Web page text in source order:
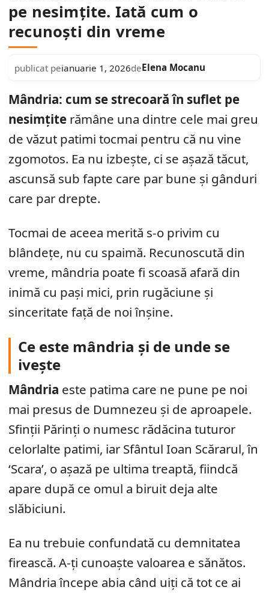
pe nesimțite. Iată cum o
recunoști din vreme
publicat peianuarie 1, 2026deElena Mocanu
Mândria: cum se strecoară în suflet pe
nesimțite rămâne una dintre cele mai greu
de văzut patimi tocmai pentru că nu vine
zgomotos. Ea nu izbește, ci se așază tăcut,
ascunsă sub fapte care par bune și gânduri
care par drepte.
Tocmai de aceea merită s-o privim cu
blândețe, nu cu spaimă. Recunoscută din
vreme, mândria poate fi scoasă afară din
inimă cu pași mici, prin rugăciune și
sinceritate față de noi înșine.
Ce este mândria și de unde se
ivește
Mândria este patima care ne pune pe noi
mai presus de Dumnezeu și de aproapele.
Sfinții Părinți o numesc rădăcina tuturor
celorlalte patimi, iar Sfântul Ioan Scărarul, în
‘Scara’, o așază pe ultima treaptă, fiindcă
apare după ce omul a biruit deja alte
slăbiciuni.
Ea nu trebuie confundată cu demnitatea
firească. A-ți cunoaște valoarea e sănătos.
Mândria începe abia când uiți că tot ce ai